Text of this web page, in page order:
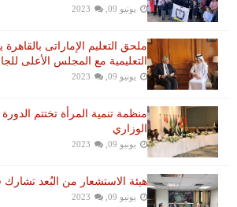
يونيو 09, 2023
ملحق التعليم الإماراتى
التعليمية مع المجلس الأعلى
يونيو 09, 2023
منظمة تنمية المرأة تختتم الدورة
الوزاري
يونيو 09, 2023
هيئة الاستشعار من البُعد تشارك
يونيو 09, 2023